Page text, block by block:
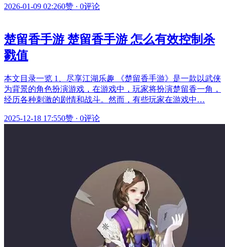
2026-01-09 02:260赞 · 0评论
楚留香手游 楚留香手游 怎么有效控制杀
戮值
本文目录一览 1、尽享江湖乐趣 《楚留香手游》是一款以武侠
为背景的角色扮演游戏，在游戏中，玩家将扮演楚留香一角，
经历各种刺激的剧情和战斗。然而，有些玩家在游戏中…
2025-12-18 17:550赞 · 0评论